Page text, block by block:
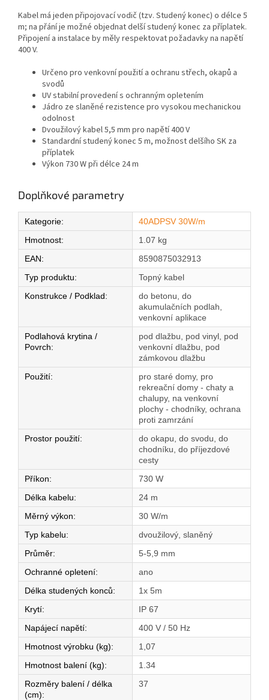
Kabel má jeden připojovací vodič (tzv. Studený konec) o délce 5
m; na přání je možné objednat delší studený konec za příplatek.
Připojení a instalace by měly respektovat požadavky na napětí
400 V.
Určeno pro venkovní použití a ochranu střech, okapů a
svodů
UV stabilní provedení s ochranným opletením
Jádro ze slaněné rezistence pro vysokou mechanickou
odolnost
Dvoužilový kabel 5,5 mm pro napětí 400 V
Standardní studený konec 5 m, možnost delšího SK za
příplatek
Výkon 730 W při délce 24 m
Doplňkové parametry
Kategorie:
40ADPSV 30W/m
Hmotnost:
1.07 kg
EAN:
8590875032913
Typ produktu:
Topný kabel
Konstrukce / Podklad:
do betonu, do
akumulačních podlah,
venkovní aplikace
Podlahová krytina /
Povrch:
pod dlažbu, pod vinyl, pod
venkovní dlažbu, pod
zámkovou dlažbu
Použití:
pro staré domy, pro
rekreační domy - chaty a
chalupy, na venkovní
plochy - chodníky, ochrana
proti zamrzání
Prostor použití:
do okapu, do svodu, do
chodníku, do příjezdové
cesty
Příkon:
730 W
Délka kabelu:
24 m
Měrný výkon:
30 W/m
Typ kabelu:
dvoužilový, slaněný
Průměr:
5-5,9 mm
Ochranné opletení:
ano
Délka studených konců:
1x 5m
Krytí:
IP 67
Napájecí napětí:
400 V / 50 Hz
Hmotnost výrobku (kg):
1,07
Hmotnost balení (kg):
1.34
Rozměry balení / délka
(cm):
37